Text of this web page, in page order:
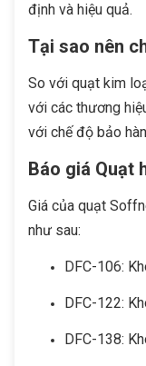
định và hiệu quả.
Tại sao nên
So với quạt kim
với các thương
với chế độ bảo
Báo giá Quạt
Giá của quạt
như sau:
DFC-106:
DFC-122:
DFC-138: